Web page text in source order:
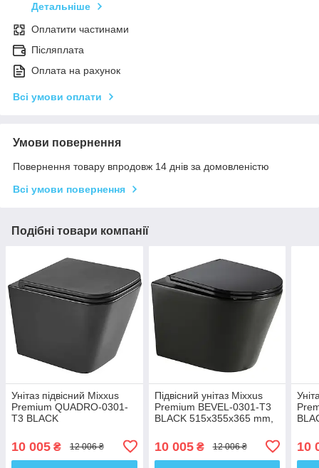
Детальніше
Оплатити частинами
Післяплата
Оплата на рахунок
Всі умови оплати
Умови повернення
Повернення товару впродовж 14 днів за домовленістю
Всі умови повернення
Подібні товари компанії
Унітаз підвісний Mixxus
Premium QUADRO-0301-
T3 BLACK
змивання TORNADO 3.0
(MP65
10 005 ₴ 12 006 ₴
Підвісний унітаз Mixxus
Premium BEVEL-0301-T3
BLACK 515х355х365 mm,
3.0 (MP659
10 005₴ 12 006 ₴ 10